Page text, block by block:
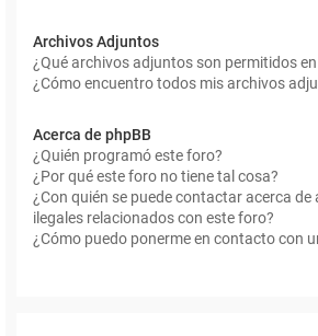
Archivos Adjuntos
¿Qué archivos adjuntos son permitidos
¿Cómo encuentro todos mis archivos
Acerca de phpBB
¿Quién programó este foro?
¿Por qué este foro no tiene tal cosa?
¿Con quién se puede contactar acerca de
ilegales relacionados con este foro?
¿Cómo puedo ponerme en contacto con